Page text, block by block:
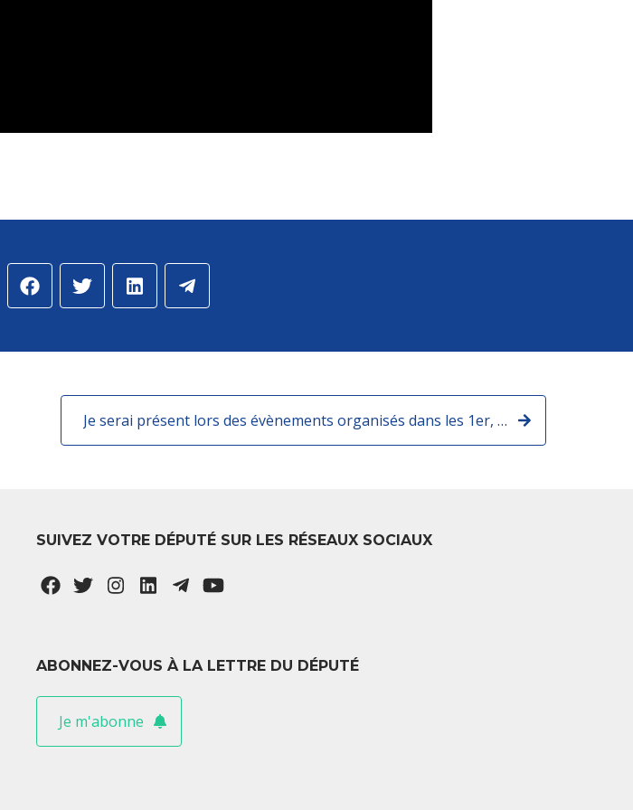
Je serai présent lors des évènements organisés dans les 1er, 2e, 8e et 9e arrondissements dans le cadre du Grand Débat National
SUIVEZ VOTRE DÉPUTÉ SUR LES RÉSEAUX SOCIAUX
ABONNEZ-VOUS À LA LETTRE DU DÉPUTÉ
Je m'abonne